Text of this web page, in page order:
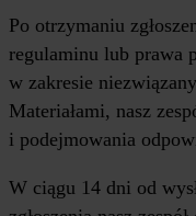
Po otrzymaniu
regulaminu lub prawa
w zakresie
Materiałami, nasz
i podejmowania
W ciągu 14 dni od